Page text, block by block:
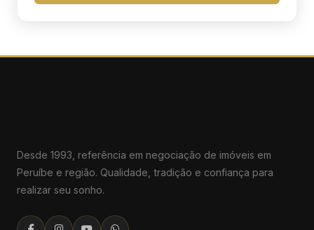
Desde 1993, referência em negociação de imóveis em
Peruíbe e região. Qualidade, tradição e confiança para
realizar seu sonho.